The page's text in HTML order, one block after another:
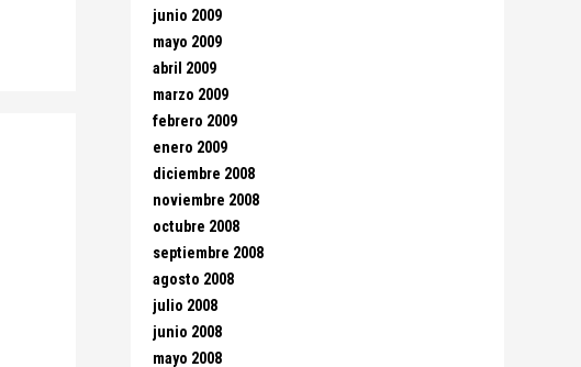
junio 2009
mayo 2009
abril 2009
marzo 2009
febrero 2009
enero 2009
diciembre 2008
noviembre 2008
octubre 2008
septiembre 2008
agosto 2008
julio 2008
junio 2008
mayo 2008